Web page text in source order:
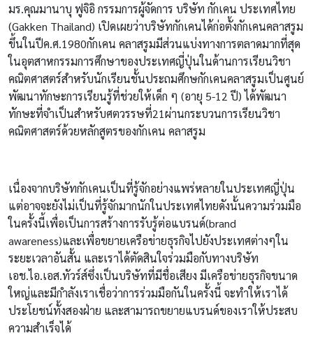
มร.คุณมานาบุ ฟูจิอิกรรมการผู้จัดการ บริษัท กักเคน ประเทศไทย
(Gakken Thailand) เปิดเผยว่าบริษัทกักเคนได้ก่อตั้งกักเคนคลาสรูม
ขึ้นในปีค.ศ.1980กักเคน คลาสรูมมีส่วนแบ่งทางการตลาดมากที่สุด
ในอุตสาหกรรมการศึกษาของประเทศญี่ปุ่นในด้านการเรียนวิชา
คณิตศาสตร์สำหรับนักเรียนชั้นประถมศึกษกักเคนคลาสรูมเป็นศูนย์
พัฒนาทักษะการเรียนรู้ที่ช่วยให้เด็ก ๆ (อายุ 5-12ปี)ได้พัฒนา
ทักษะที่จำเป็นสำหรับศตวรรษที่21ผ่านกระบวนการเรียนวิชา
คณิตศาสตร์ด้วยหลักสูตรของกักเคน คลาสรูม
เนื่องจากบริษัทกักเคนเป็นที่รู้จักอย่างแพร่หลายในประเทศญี่ปุ่น
แต่อาจจะยังไม่เป็นที่รู้จักมากนักในประเทศไทยดังนั้นความร่วมมือ
ในครั้งนี้เพื่อเป็นการสร้างการรับรู้ต่อแบรนด์(brand
awareness)และเพื่อขยายเครือข่ายธุรกิจไปยังประเทศต่างๆใน
ระยะเวลาอันสั้น และเราได้ตัดสินใจร่วมมือกับทางบริษัท
เอช.ไอ.เอส.ทัวร์ส์ซึ่งเป็นบริษัทที่มีชื่อเสียง มีเครือข่ายธุรกิจขนาด
ใหญ่และมีกำลังเราเชื่อว่าการร่วมมือกันในครั้งนี้ จะทำให้เราได้
ประโยชน์ทั้งสองฝ่าย และสามารถขยายแบรนด์ของเราให้ประสบ
ความสำเร็จได้